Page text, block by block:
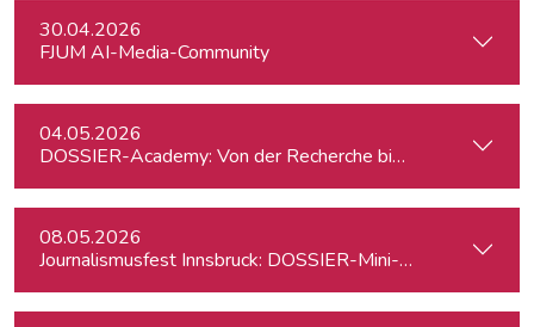
30.04.2026
FJUM AI-Media-Community
04.05.2026
DOSSIER-Academy: Von der Recherche bis zur
08.05.2026
Journalismusfest Innsbruck: DOSSIER-Mini-Academy